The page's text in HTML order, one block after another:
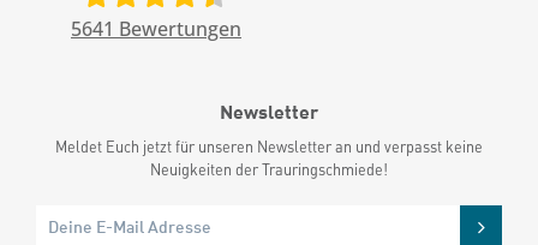
5641 Bewertungen
Newsletter
Meldet Euch jetzt für unseren Newsletter an und verpasst keine
Neuigkeiten der Trauringschmiede!